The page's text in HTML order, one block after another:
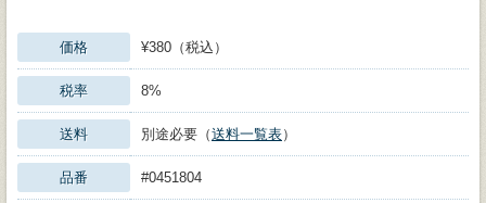
価格 ¥380（税込）
税率 8%
送料 別途必要（送料一覧表）
品番 #0451804